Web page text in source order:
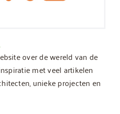
over de wereld van de
met veel artikelen
unieke projecten en